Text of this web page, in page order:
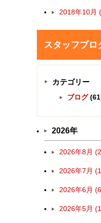
2018年10月
スタッフブロ
カテゴリー
ブログ
2026年
2026年8月
2026年7月
2026年6月
2026年5月